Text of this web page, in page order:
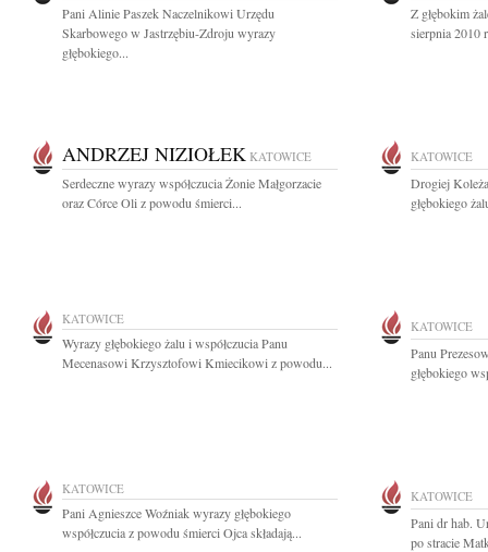
Pani Alinie Paszek Naczelnikowi Urzędu
Skarbowego w Jastrzębiu-Zdroju wyrazy
głębokiego...
Z głębokim
sierpnia 2010
ANDRZEJ NIZIOŁEK KATOWICE
Serdeczne wyrazy współczucia Żonie Małgorzacie
oraz Córce Oli z powodu śmierci...
KATOWICE
Drogiej
głębokiego
KATOWICE
Wyrazy głębokiego żalu i współczucia Panu
Mecenasowi Krzysztofowi Kmiecikowi z powodu...
KATOWICE
Panu
głębokiego
KATOWICE
Pani Agnieszce Woźniak wyrazy głębokiego
współczucia z powodu śmierci Ojca składają...
KATOWICE
Pani dr hab.
po stracie